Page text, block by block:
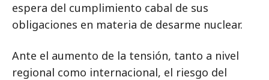
espera del cumplimiento cabal de sus
obligaciones en materia de desarme nuclear.
Ante el aumento de la tensión, tanto a nivel
regional como internacional, el riesgo del